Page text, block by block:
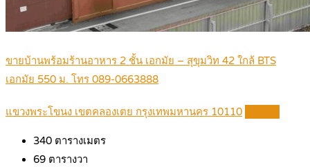
ขายบ้านพร้อมร้านอาหาร 2 ชั้น เอกมัย – สุขุมวิท 42 ใกล้ BTS
เอกมัย 550 ม. โทร 089-0663888
แขวงพระโขนง เขตคลองเตย กรุงเทพมหานคร 10110
340 ตารางเมตร
69 ตารางวา